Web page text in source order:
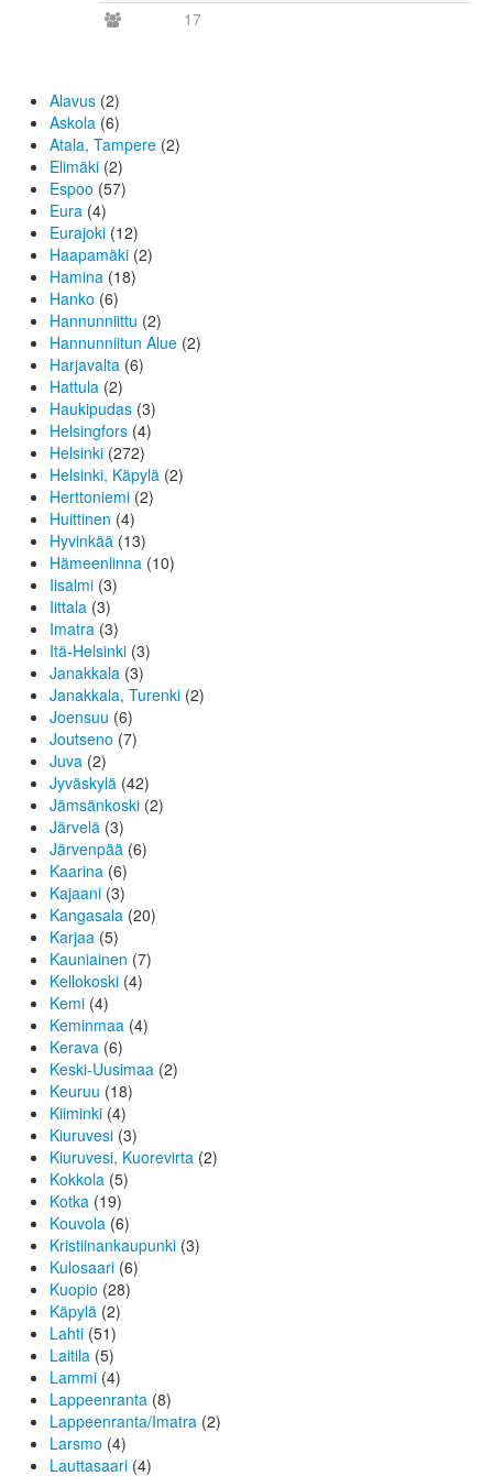
17
Alavus (2)
Askola (6)
Atala, Tampere (2)
Elimäki (2)
Espoo (57)
Eura (4)
Eurajoki (12)
Haapamäki (2)
Hamina (18)
Hanko (6)
Hannunniittu (2)
Hannunniitun Alue (2)
Harjavalta (6)
Hattula (2)
Haukipudas (3)
Helsingfors (4)
Helsinki (272)
Helsinki, Käpylä (2)
Herttoniemi (2)
Huittinen (4)
Hyvinkää (13)
Hämeenlinna (10)
Iisalmi (3)
Iittala (3)
Imatra (3)
Itä-Helsinki (3)
Janakkala (3)
Janakkala, Turenki (2)
Joensuu (6)
Joutseno (7)
Juva (2)
Jyväskylä (42)
Jämsänkoski (2)
Järvelä (3)
Järvenpää (6)
Kaarina (6)
Kajaani (3)
Kangasala (20)
Karjaa (5)
Kauniainen (7)
Kellokoski (4)
Kemi (4)
Keminmaa (4)
Kerava (6)
Keski-Uusimaa (2)
Keuruu (18)
Kiiminki (4)
Kiuruvesi (3)
Kiuruvesi, Kuorevirta (2)
Kokkola (5)
Kotka (19)
Kouvola (6)
Kristiinankaupunki (3)
Kulosaari (6)
Kuopio (28)
Käpylä (2)
Lahti (51)
Laitila (5)
Lammi (4)
Lappeenranta (8)
Lappeenranta/Imatra (2)
Larsmo (4)
Lauttasaari (4)